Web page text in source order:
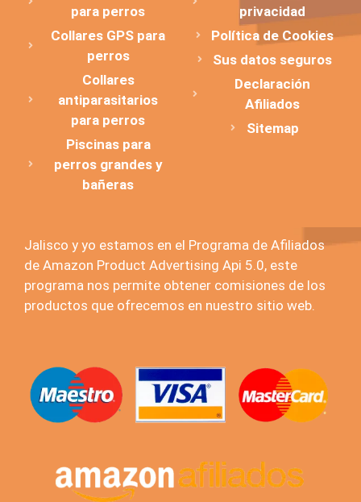
para perros
Collares GPS para
perros
Collares
antiparasitarios
para perros
Piscinas para
perros grandes y
bañeras
privacidad
Política de Cookies
Sus datos seguros
Declaración
Afiliados
Sitemap
Jalisco y yo estamos en el Programa de Afiliados
de Amazon Product Advertising Api 5.0, este
programa nos permite obtener comisiones de los
productos que ofrecemos en nuestro sitio web.